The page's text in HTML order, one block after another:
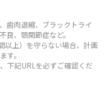
歯肉退縮、ブラックトライ
良、顎関節症など。
以上）を守らない場合、計画
す。
下記URLを必ずご確認くだ